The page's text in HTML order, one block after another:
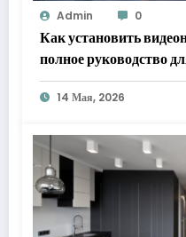
Admin 0
Как установить
полное руководство
спокойствия
14 Мая, 2026